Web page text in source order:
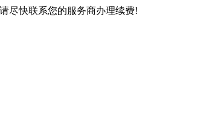
尽快联系您的服务商办理续费!